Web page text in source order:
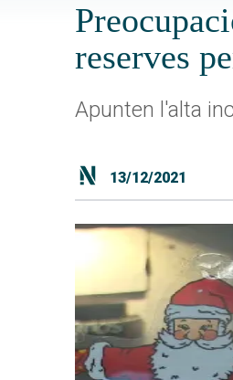
reserves
Apunten l'alta
13/12/2021